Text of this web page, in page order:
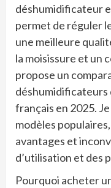
déshumidificateur
permet de réguler
une meilleure
la moisissure et un
propose un
déshumidificateurs
français en 2025.
modèles
avantages et
d’utilisation et des
Pourquoi acheter